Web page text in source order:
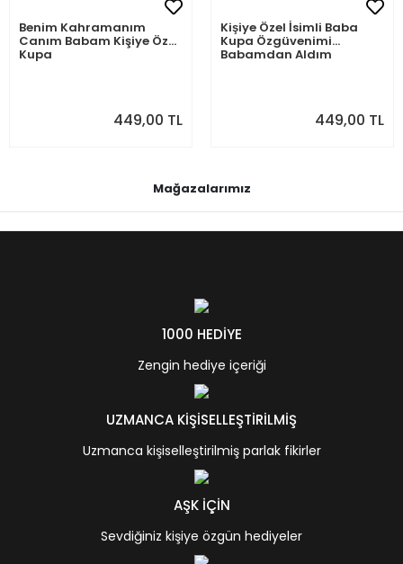
Benim Kahramanım
Canım Babam Kişiye Özel
Kupa
449,00 TL
Kişiye Özel İsimli Baba
Kupa Özgüvenimi
Babamdan Aldım
449,00 TL
Mağazalarımız
1000 HEDİYE
Zengin hediye içeriği
UZMANCA KİŞİSELLEŞTİRİLMİŞ
Uzmanca kişiselleştirilmiş parlak fikirler
AŞK İÇİN
Sevdiğiniz kişiye özgün hediyeler